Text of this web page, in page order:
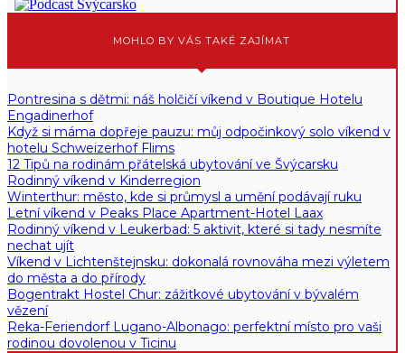
MOHLO BY VÁS TAKÉ ZAJÍMAT
Pontresina s dětmi: náš holčičí víkend v Boutique Hotelu
Engadinerhof
Když si máma dopřeje pauzu: můj odpočinkový solo víkend v
hotelu Schweizerhof Flims
12 Tipů na rodinám přátelská ubytování ve Švýcarsku
Rodinný víkend v Kinderregion
Winterthur: město, kde si průmysl a umění podávají ruku
Letní víkend v Peaks Place Apartment-Hotel Laax
Rodinný víkend v Leukerbad: 5 aktivit, které si tady nesmíte
nechat ujít
Víkend v Lichtenštejnsku: dokonalá rovnováha mezi výletem
do města a do přírody
Bogentrakt Hostel Chur: zážitkové ubytování v bývalém
vězení
Reka-Feriendorf Lugano-Albonago: perfektní místo pro vaši
rodinou dovolenou v Ticinu